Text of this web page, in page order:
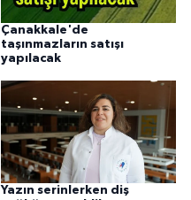
Çanakkale'de
taşınmazların satışı
yapılacak
Yazın serinlerken diş